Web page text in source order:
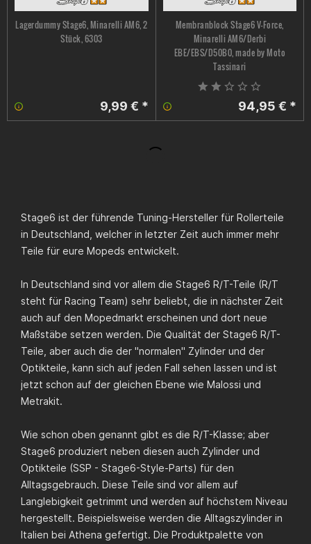
Lagerdummy Stage6, Minarelli AM6, 2
Stück, 6303
9,99 € *
Membranblock Stage6 V-Force,
Minarelli AM6/Derbi
EBE/EBS/D50B0, made by Moto
Tassinari
94,95 € *
Stage6 ist der führende Tuning-Hersteller für Rollerteile
in Deutschland, welcher in letzter Zeit auch immer mehr
Teile für eure Mopeds entwickelt.
In Deutschland sind vor allem die Stage6 R/T-Teile (R/T
steht für Racing Team) sehr beliebt, die in nächster Zeit
auch auf den Mopedmarkt erscheinen und dort neue
Maßstäbe setzen werden. Die Qualität der Stage6 R/T-
Teile, aber auch die der "normalen" Zylinder und der
Optikteile, kann sich auf jeden Fall sehen lassen und ist
jetzt schon auf der gleichen Ebene wie Malossi und
Metrakit.
Wie schon oben genannt gibt es die R/T-Klasse; aber
Stage6 produziert neben diesen auch Zylinder und
Optikteile (SSP - Stage6-Style-Parts) für den
Alltagsgebrauch. Diese Teile sind vor allem auf
Langlebigkeit getrimmt und werden auf höchstem Niveau
hergestellt. Beispielsweise werden die Alltagszylinder in
Italien bei Athena gefertigt. Die Produktpalette von